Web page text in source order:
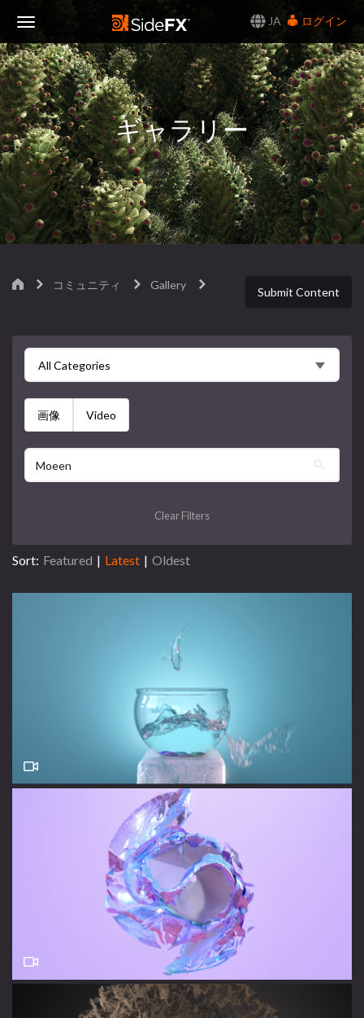
JA
ログイン
Navigation
ギャラリー
Submit Content
コミュニティ Gallery
All Categories
画像 Video
Clear Filters
Sort: Featured | Latest | Oldest